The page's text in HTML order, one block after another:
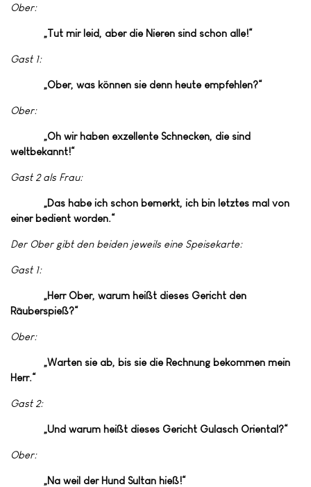
Ober:
„Tut mir leid, aber die Nieren sind schon alle!“
Gast 1:
„Ober, was können sie denn heute empfehlen?“
Ober:
„Oh wir haben exzellente Schnecken, die sind
weltbekannt!“
Gast 2 als Frau:
„Das habe ich schon bemerkt, ich bin letztes mal von
einer bedient worden.“
Der Ober gibt den beiden jeweils eine Speisekarte:
Gast 1:
„Herr Ober, warum heißt dieses Gericht den
Räuberspieß?“
Ober:
„Warten sie ab, bis sie die Rechnung bekommen mein
Herr.“
Gast 2:
„Und warum heißt dieses Gericht Gulasch Oriental?“
Ober:
„Na weil der Hund Sultan hieß!“